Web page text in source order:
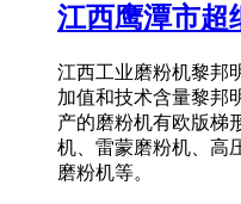
江西鹰潭市超
江西工业磨粉机黎邦
加值和技术含量黎邦
产的磨粉机有欧版梯
机、雷蒙磨粉机、高
磨粉机等。